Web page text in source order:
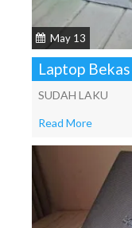
May 13
Laptop
SUDAH LAKU
Read More